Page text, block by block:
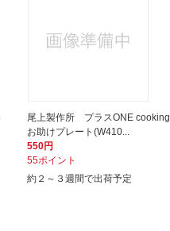
尾上製作所 プラスONE cooking
お助けプレート(W410...
550円
55ポイント
約２～３週間で出荷予定